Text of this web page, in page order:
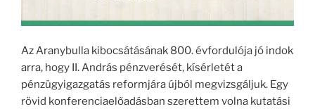
Az Aranybulla kibocsátásának 800. évfordulója jó indok
arra, hogy II. András pénzverését, kísérletét a
pénzügyigazgatás reformjára újból megvizsgáljuk. Egy
rövid konferenciaelőadásban szerettem volna kutatási